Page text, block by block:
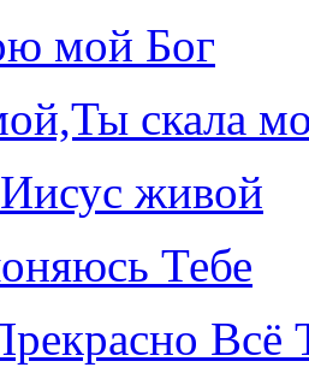
мой Бог
скала
живой
Тебе
Всё